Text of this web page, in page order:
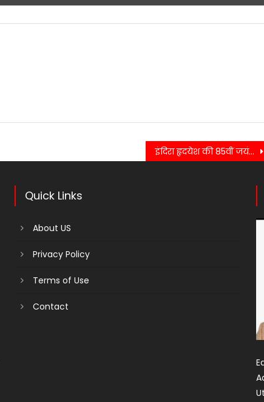
इंदिरा हृदयेश की 85वीं जयंती पर हल्द्वानी में श्रद्धांजलि सभा, नेताओं ने किया स्मरण….
Quick Links
About US
Privacy Policy
Terms of Use
Contact